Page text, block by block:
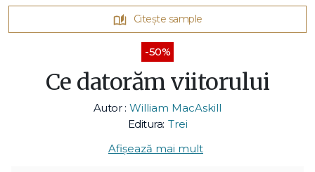
Citește sample
-50%
Ce datorăm viitorului
Autor : William MacAskill
Editura: Trei
Afișează mai mult